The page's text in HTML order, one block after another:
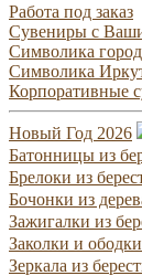
Работа под заказ
Сувениры с
Символика
Символика
Корпоративные
Новый Год 2026
Батонницы из
Брелоки из
Бочонки из
Зажигалки из
Заколки и
Зеркала из